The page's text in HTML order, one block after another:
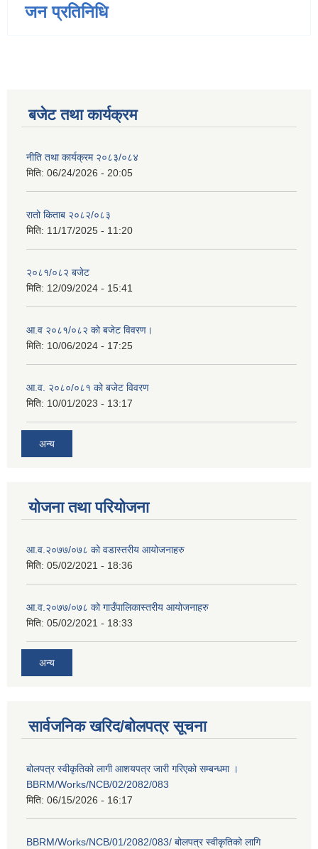
जन प्रतिनिधि
बजेट तथा कार्यक्रम
नीति तथा कार्यक्रम २०८३/०८४
मिति: 06/24/2026 - 20:05
रातो किताब २०८२/०८३
मिति: 11/17/2025 - 11:20
२०८१/०८२ बजेट
मिति: 12/09/2024 - 15:41
आ.व २०८१/०८२ को बजेट विवरण।
मिति: 10/06/2024 - 17:25
आ.व. २०८०/०८१ को बजेट विवरण
मिति: 10/01/2023 - 13:17
अन्य
योजना तथा परियोजना
आ.व.२०७७/०७८ को वडास्तरीय आयोजनाहरु
मिति: 05/02/2021 - 18:36
आ.व.२०७७/०७८ को गाउँपालिकास्तरीय आयोजनाहरु
मिति: 05/02/2021 - 18:33
अन्य
सार्वजनिक खरिद/बोलपत्र सूचना
बोलपत्र स्वीकृतिको लागी आशयपत्र जारी गरिएको सम्बन्धमा ।
BBRM/Works/NCB/02/2082/083
मिति: 06/15/2026 - 16:17
BBRM/Works/NCB/01/2082/083/ बोलपत्र स्वीकृतिको लागि